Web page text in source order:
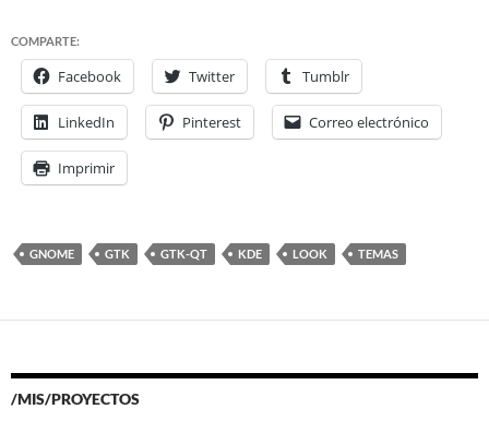
COMPARTE:
Facebook Twitter Tumblr
LinkedIn Pinterest Correo electrónico
Imprimir
GNOME GTK GTK-QT KDE LOOK TEMAS
/MIS/PROYECTOS